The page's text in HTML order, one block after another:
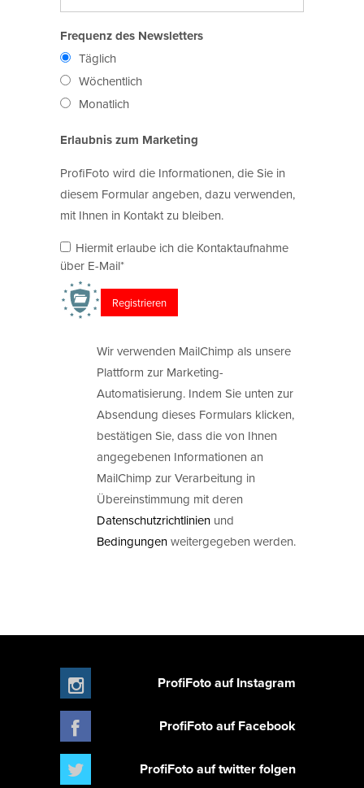
Frequenz des Newsletters
Täglich
Wöchentlich
Monatlich
Erlaubnis zum Marketing
ProfiFoto wird die Informationen, die Sie in
diesem Formular angeben, dazu verwenden,
mit Ihnen in Kontakt zu bleiben.
Hiermit erlaube ich die Kontaktaufnahme
über E-Mail*
Wir verwenden MailChimp als unsere
Plattform zur Marketing-
Automatisierung. Indem Sie unten zur
Absendung dieses Formulars klicken,
bestätigen Sie, dass die von Ihnen
angegebenen Informationen an
MailChimp zur Verarbeitung in
Übereinstimmung mit deren
Datenschutzrichtlinien und
Bedingungenweitergegeben werden.
ProfiFoto auf Instagram
ProfiFoto auf Facebook
ProfiFoto auf twitter folgen